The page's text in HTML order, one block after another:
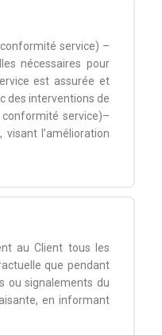
conformité service) –
nécessaires pour
est assurée et
des interventions de
conformité service)–
l’amélioration
au Client tous les
que pendant
ou signalements du
en informant